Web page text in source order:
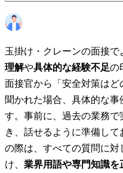
玉掛け・クレーンの面接で
理解や具体的な経験不足の
面接官から「安全対策はど
聞かれた場合、具体的な事
す。事前に、過去の業務
き、話せるように準備し
の際は、すべての質問に
け、 業界用語や専門知識を